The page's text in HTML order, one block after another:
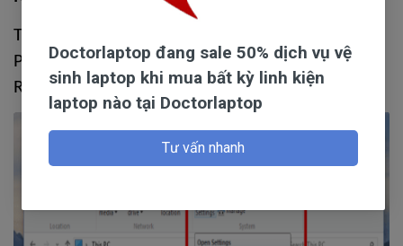
Trên Win 10 được tích hợp thêm thư mục This
PC có chứa biểu tượng Open Settings trên thanh
Ribbon.
Doctorlaptop đang sale 50% dịch vụ vệ
sinh laptop khi mua bất kỳ linh kiện
laptop nào tại Doctorlaptop
Tư vấn nhanh